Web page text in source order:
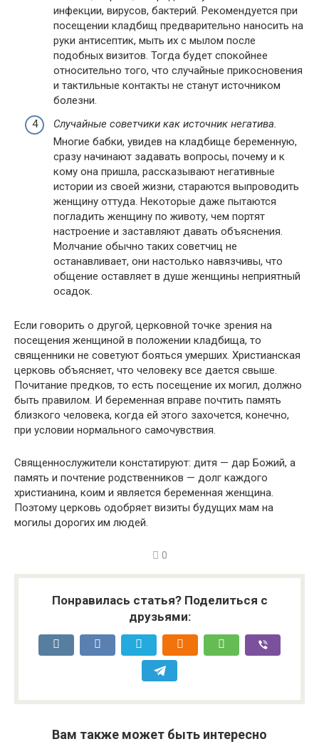
инфекции, вирусов, бактерий. Рекомендуется при
посещении кладбищ предварительно наносить на
руки антисептик, мыть их с мылом после
подобных визитов. Тогда будет спокойнее
относительно того, что случайные прикосновения
и тактильные контакты не станут источником
болезни.
Случайные советчики как источник негатива.
Многие бабки, увидев на кладбище беременную,
сразу начинают задавать вопросы, почему и к
кому она пришла, рассказывают негативные
истории из своей жизни, стараются выпроводить
женщину оттуда. Некоторые даже пытаются
погладить женщину по животу, чем портят
настроение и заставляют давать объяснения.
Молчание обычно таких советчиц не
останавливает, они настолько навязчивы, что
общение оставляет в душе женщины неприятный
осадок.
Если говорить о другой, церковной точке зрения на
посещения женщиной в положении кладбища, то
священники не советуют бояться умерших. Христианская
церковь объясняет, что человеку все дается свыше.
Почитание предков, то есть посещение их могил, должно
быть правилом. И беременная вправе почтить память
близкого человека, когда ей этого захочется, конечно,
при условии нормального самочувствия.
Священнослужители констатируют: дитя — дар Божий, а
память и почтение родственников — долг каждого
христианина, коим и является беременная женщина.
Поэтому церковь одобряет визиты будущих мам на
могилы дорогих им людей.
0
Понравилась статья? Поделиться с
друзьями:
Вам также может быть интересно